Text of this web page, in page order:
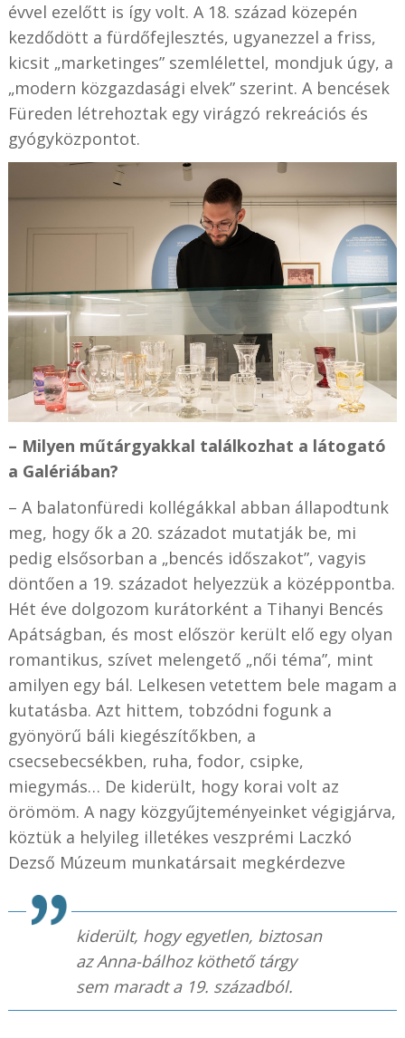
évvel ezelőtt is így volt. A 18. század közepén
kezdődött a fürdőfejlesztés, ugyanezzel a friss,
kicsit „marketinges” szemlélettel, mondjuk úgy, a
„modern közgazdasági elvek” szerint. A bencések
Füreden létrehoztak egy virágzó rekreációs és
gyógyközpontot.
– Milyen műtárgyakkal találkozhat a látogató
a Galériában?
– A balatonfüredi kollégákkal abban állapodtunk
meg, hogy ők a 20. századot mutatják be, mi
pedig elsősorban a „bencés időszakot”, vagyis
döntően a 19. századot helyezzük a középpontba.
Hét éve dolgozom kurátorként a Tihanyi Bencés
Apátságban, és most először került elő egy olyan
romantikus, szívet melengető „női téma”, mint
amilyen egy bál. Lelkesen vetettem bele magam a
kutatásba. Azt hittem, tobzódni fogunk a
gyönyörű báli kiegészítőkben, a
csecsebecsékben, ruha, fodor, csipke,
miegymás… De kiderült, hogy korai volt az
örömöm. A nagy közgyűjteményeinket végigjárva,
köztük a helyileg illetékes veszprémi Laczkó
Dezső Múzeum munkatársait megkérdezve
kiderült, hogy egyetlen, biztosan
az Anna-bálhoz köthető tárgy
sem maradt a 19. századból.